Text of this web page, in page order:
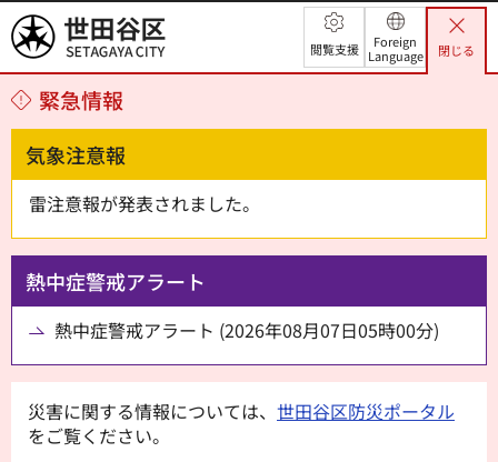
世田谷区 閲覧支援
Foreign
Language
閉じる
緊急情報
気象注意報
雷注意報が発表されました。
熱中症警戒アラート
熱中症警戒アラート (2026年08月07日05時00分)
災害に関する情報については、 世田谷区防災ポータル
をご覧ください。